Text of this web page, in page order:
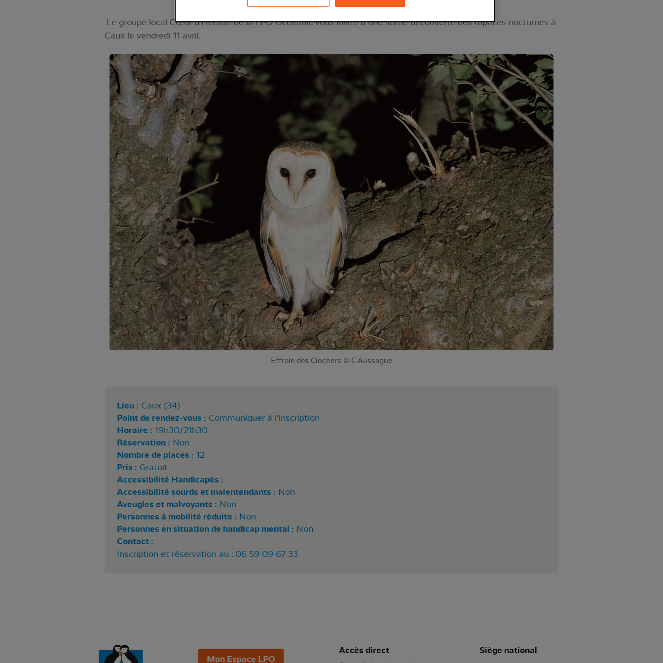
Le groupe local Cœur d'Hérault de la LPO Occitanie vous invite à une sortie découverte des rapaces nocturnes à
Caux le vendredi 11 avril.
Effraie des Clochers © C.Aussague
Lieu : Caux (34)
Point de rendez-vous : Communiquer à l'inscription
Horaire : 19h30/21h30
Réservation : Non
Nombre de places : 12
Prix : Gratuit
Accessibilité Handicapés :
Accessibilité sourds et malentendants : Non
Aveugles et malvoyants : Non
Personnes à mobilité réduite : Non
Personnes en situation de handicap mental : Non
Contact :
Inscription et réservation au : 06 59 09 67 33
Mon Espace LPO
Accès direct Siège national